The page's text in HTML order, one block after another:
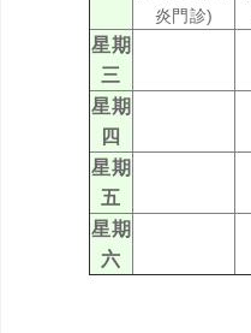
炎門診)
星期
三
星期
四
星期
五
星期
六